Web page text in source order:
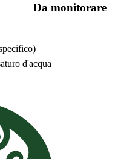
Da monitorare
d'acqua